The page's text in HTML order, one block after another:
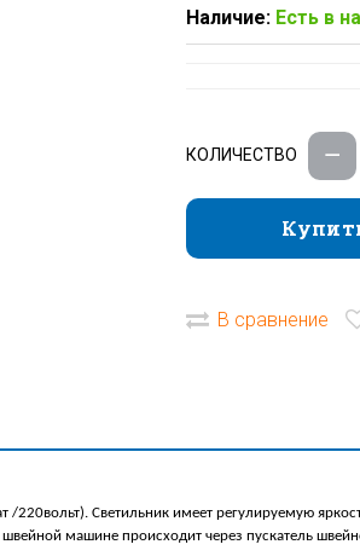
Наличие: Есть в
КОЛИЧЕСТВО
В сравнение
/220вольт). Светильник имеет регулируемую
машине происходит через пускатель